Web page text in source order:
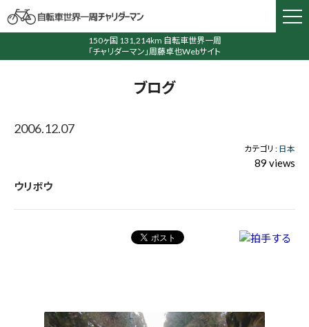
150ヶ国 131,214km 自転車世界一周
「チャリダーマン」周藤卓也Webサイト
ブログ
2006.12.07
カテゴリ : 日本
89 views
ウリボウ